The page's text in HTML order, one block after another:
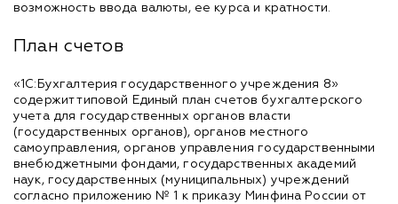
возможность ввода валюты, ее курса и кратности.
План счетов
«1С:Бухгалтерия государственного учреждения 8»
содержит типовой Единый план счетов бухгалтерского
учета для государственных органов власти
(государственных органов), органов местного
самоуправления, органов управления государственными
внебюджетными фондами, государственных академий
наук, государственных (муниципальных) учреждений
согласно приложению № 1 к приказу Минфина России от